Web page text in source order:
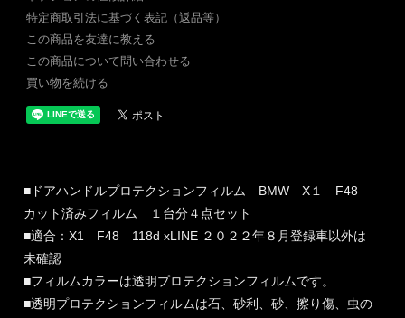
特定商取引法に基づく表記（返品等）
この商品を友達に教える
この商品について問い合わせる
買い物を続ける
■ドアハンドルプロテクションフィルム BMW X１ F48
カット済みフィルム １台分４点セット
■適合：X1 F48 118d xLINE ２０２２年８月登録車以外は
未確認
■フィルムカラーは透明プロテクションフィルムです。
■透明プロテクションフィルムは石、砂利、砂、擦り傷、虫の